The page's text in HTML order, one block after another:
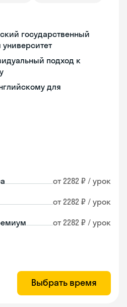
государственный
подход к
для
от 2282 ₽ / урок
от 2282 ₽ / урок
от 2282 ₽ / урок
Выбрать время